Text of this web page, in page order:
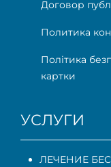
Договор
Политика
Політика
картки
УСЛУГИ
ЛЕЧЕНИЕ